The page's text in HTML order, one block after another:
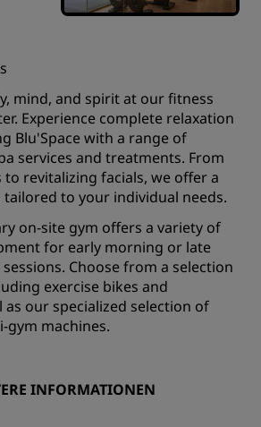
mind, and spirit at our fitness
Experience complete relaxation
Blu'Space with a range of
services and treatments. From
to revitalizing facials, we offer a
to your individual needs.
on-site gym offers a variety of
for early morning or late
Choose from a selection
exercise bikes and
as our specialized selection of
gym machines.
INFORMATIONEN